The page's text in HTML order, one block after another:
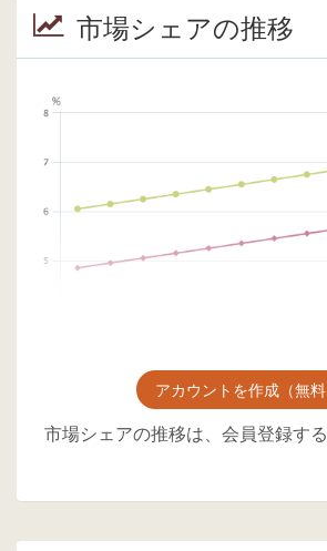
市場シェアの推移
アカウントを作成（無料
市場シェアの推移は、会員登録す